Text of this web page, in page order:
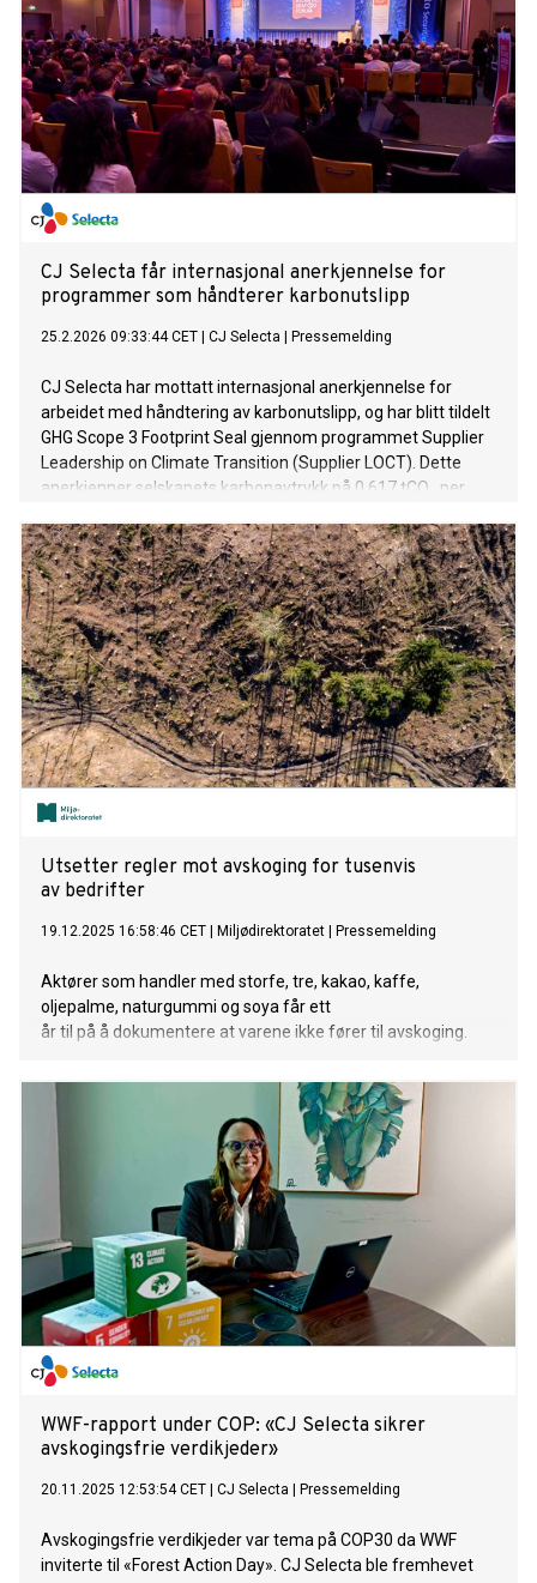
CJ Selecta får internasjonal anerkjennelse for
programmer som håndterer karbonutslipp
25.2.2026 09:33:44 CET CJ Selecta Pressemelding
CJ Selecta har mottatt internasjonal anerkjennelse for
arbeidet med håndtering av karbonutslipp, og har blitt tildelt
GHG Scope 3 Footprint Seal gjennom programmet Supplier
Leadership on Climate Transition (Supplier LOCT). Dette
anerkjenner selskapets karbonavtrykk på 0,617 tCO₂ per
bærekraftsstandarder i verdikjeden. Selskapet vil
presentere dette og andre ferske resultater på North
Atlantic Seafood Forum (NASF) i Bergen i begynnelsen av
mars.
Utsetter regler mot avskoging for tusenvis
av bedrifter
19.12.2025 16:58:46 CET Miljødirektoratet Pressemelding
Aktører som handler med storfe, tre, kakao, kaffe,
oljepalme, naturgummi og soya får ett
år til på å dokumentere at varene ikke fører til avskoging.
WWF-rapport under COP: «CJ Selecta sikrer
avskogingsfrie verdikjeder»
20.11.2025 12:53:54 CET CJ Selecta Pressemelding
Avskogingsfrie verdikjeder var tema på COP30 da WWF
inviterte til «Forest Action Day». CJ Selecta ble fremhevet